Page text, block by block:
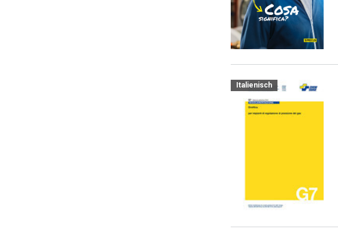
Italienisch